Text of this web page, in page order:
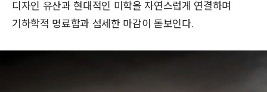
디자인 유산과 현대적인 미학을 자연스럽게 연결하며
기하학적 명료함과 섬세한 마감이 돋보인다.